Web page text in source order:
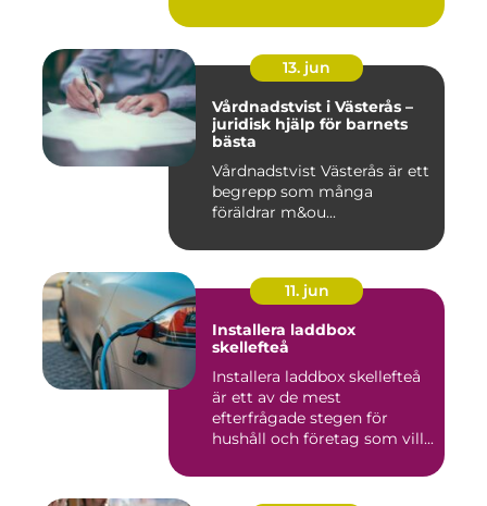
13. jun
Vårdnadstvist i Västerås –
juridisk hjälp för barnets
bästa
Vårdnadstvist Västerås är ett
begrepp som många
föräldrar m&ou...
11. jun
Installera laddbox
skellefteå
Installera laddbox skellefteå
är ett av de mest
efterfrågade stegen för
hushåll och företag som vill...